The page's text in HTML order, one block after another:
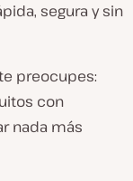
segura y sin
preocupes:
con
nada más